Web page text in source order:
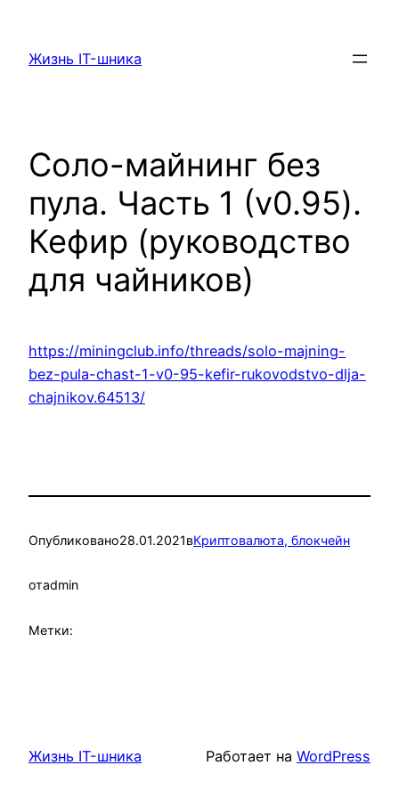
содержимому
Жизнь IT-шника
Соло-майнинг без
пула. Часть 1 (v0.95).
Кефир (руководство
для чайников)
https://miningclub.info/threads/solo-majning-
bez-pula-chast-1-v0-95-kefir-rukovodstvo-dlja-
chajnikov.64513/
Опубликовано28.01.2021вКриптовалюта, блокчейн
отadmin
Метки:
Жизнь IT-шника Работает на WordPress